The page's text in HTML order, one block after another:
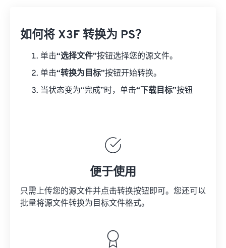
如何将 X3F 转换为 PS？
单击“选择文件”按钮选择您的源文件。
单击“转换为目标”按钮开始转换。
当状态变为“完成”时，单击“下载目标”按钮
便于使用
只需上传您的源文件并点击转换按钮即可。您还可以
批量将源文件转换为目标文件格式。